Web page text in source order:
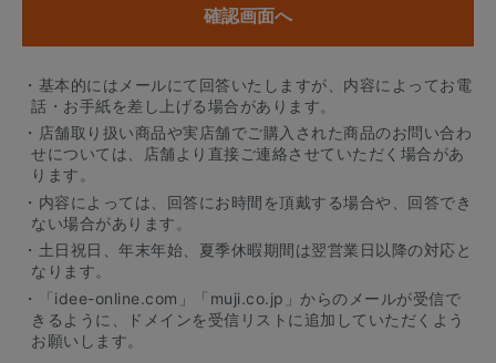
・基本的にはメールにて回答いたしますが、内容によってお電
話・お手紙を差し上げる場合があります。
・店舗取り扱い商品や実店舗でご購入された商品のお問い合わ
せについては、店舗より直接ご連絡させていただく場合があ
ります。
・内容によっては、回答にお時間を頂戴する場合や、回答でき
ない場合があります。
・土日祝日、年末年始、夏季休暇期間は翌営業日以降の対応と
なります。
・「idee-online.com」「muji.co.jp」からのメールが受信で
きるように、ドメインを受信リストに追加していただくよう
お願いします。